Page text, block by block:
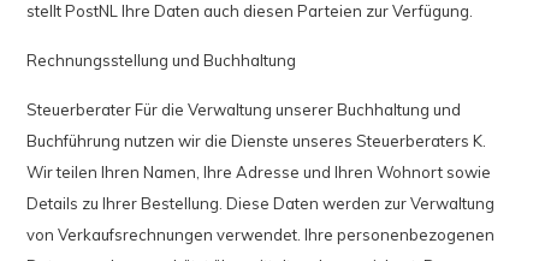
stellt PostNL Ihre Daten auch diesen Parteien zur Verfügung.
Rechnungsstellung und Buchhaltung
Steuerberater Für die Verwaltung unserer Buchhaltung und
Buchführung nutzen wir die Dienste unseres Steuerberaters K.
Wir teilen Ihren Namen, Ihre Adresse und Ihren Wohnort sowie
Details zu Ihrer Bestellung. Diese Daten werden zur Verwaltung
von Verkaufsrechnungen verwendet. Ihre personenbezogenen